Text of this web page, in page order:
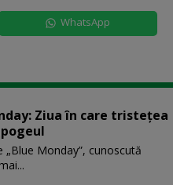
WhatsApp
Ziua în care tristețea
„Blue Monday”, cunoscută